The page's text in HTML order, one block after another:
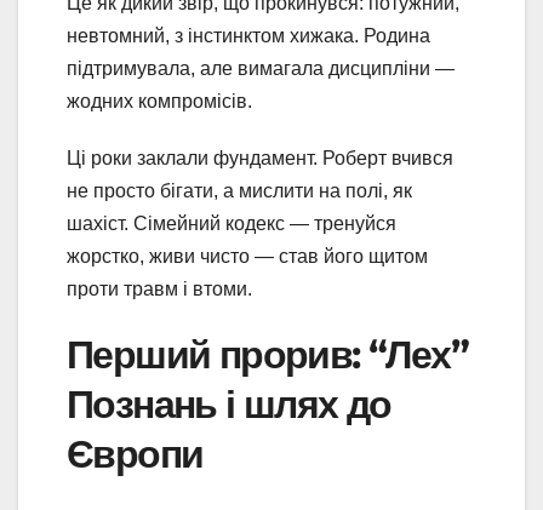
невтомний, з інстинктом хижака. Родина
підтримувала, але вимагала дисципліни —
жодних компромісів.
Ці роки заклали фундамент. Роберт вчився
не просто бігати, а мислити на полі, як
шахіст. Сімейний кодекс — тренуйся
жорстко, живи чисто — став його щитом
проти травм і втоми.
Перший прорив: “Лех”
Познань і шлях до
Європи